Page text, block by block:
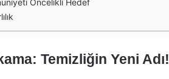
Öncelikli Hedef
Temizliğin Yeni Adı!